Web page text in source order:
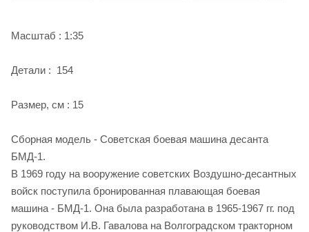
Масштаб : 1:35
Детали : 154
Размер, см : 15
Сборная модель - Советская боевая машина десанта
БМД-1.
В 1969 году на вооружение советских Воздушно-десантных
войск поступила бронированная плавающая боевая
машина - БМД-1. Она была разработана в 1965-1967 гг. под
руководством И.В. Гавалова на Волгоградском тракторном